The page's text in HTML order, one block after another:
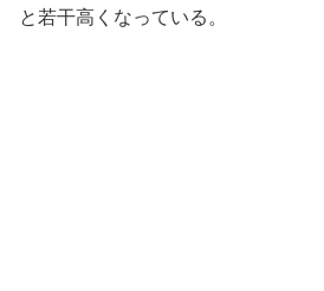
と若干高くなっている。